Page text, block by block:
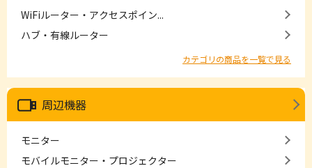
WiFiルーター・アクセスポイン...
ハブ・有線ルーター
カテゴリの商品を一覧で見る
周辺機器
モニター
モバイルモニター・プロジェクター